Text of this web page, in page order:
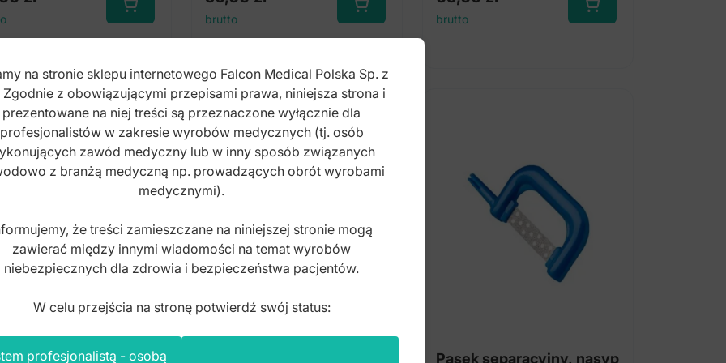
brutto brutto
separacyjny, nasyp
Pasek separacyjny, nasyp
na stronie sklepu internetowego Falcon Medical Polska Sp. z
Zgodnie z obowiązującymi przepisami prawa, niniejsza strona i
prezentowane na niej treści są przeznaczone wyłącznie dla
profesjonalistów w zakresie wyrobów medycznych (tj. osób
zawód medyczny lub w inny sposób związanych
z branżą medyczną np. prowadzących obrót wyrobami
medycznymi).
że treści zamieszczane na niniejszej stronie mogą
zawierać między innymi wiadomości na temat wyrobów
niebezpiecznych dla zdrowia i bezpieczeństwa pacjentów.
W celu przejścia na stronę potwierdź swój status:
profesjonalistą - osobą